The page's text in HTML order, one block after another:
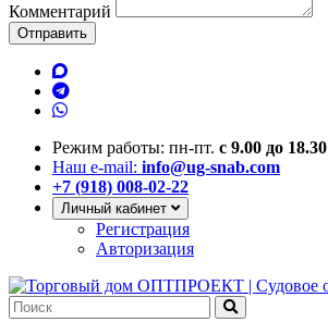
Комментарий
Отправить
Режим работы: пн-пт. с 9.00 до 18.30
Наш e-mail: info@ug-snab.com
+7 (918) 008-02-22
Личный кабинет
Регистрация
Авторизация